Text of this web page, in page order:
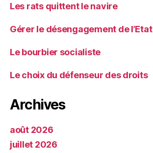
Les rats quittent le navire
Gérer le désengagement de l’Etat
Le bourbier socialiste
Le choix du défenseur des droits
Archives
août 2026
juillet 2026